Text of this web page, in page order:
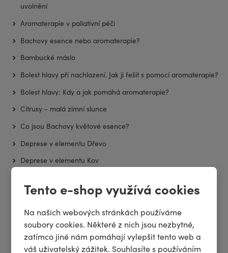
Tento e-shop využívá cookies
Na našich webových stránkách používáme
soubory cookies. Některé z nich jsou nezbytné,
zatímco jiné nám pomáhají vylepšit tento web a
váš uživatelský zážitek. Souhlasíte s používáním
uvolnění
Aromaterapie v paliativní péči
Bachovy esence nebo aromaterapie?
Bambucké máslo
Bolest hlavy při nachlazení. Jak ji řešit s pomocí aromaterapie?
Bolest hlavy: Kdy a jak pomáhá aromaterapie?
Citrusy - malá zimní slunce
Co jsou Bachovy květové esence?
Deprese v elementu Dřevo
Deprese v elementu Kov
Deprese v elementu Země
Esenciální oleje a jejich použití při emocionální disharmonii
Esenciální oleje pro lepší spánek
Esenciální oleje, které možná neznáte… a je to škoda!